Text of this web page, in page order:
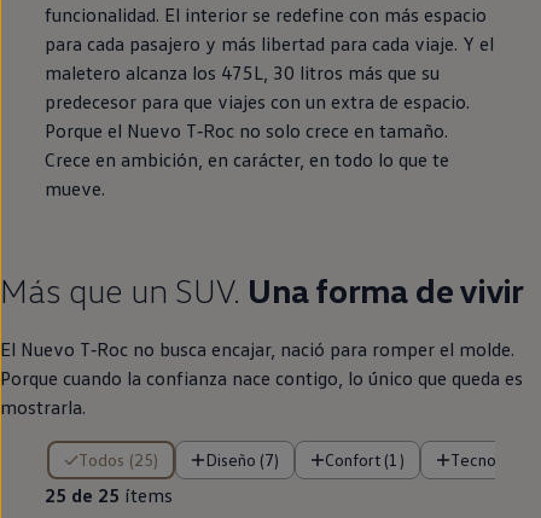
funcionalidad. El interior se redefine con más espacio
para cada pasajero y más libertad para cada viaje. Y el
maletero alcanza los 475L, 30 litros más que su
predecesor para que viajes con un extra de espacio.
Porque el Nuevo T‑Roc no solo crece en tamaño.
Crece en ambición, en carácter, en todo lo que te
mueve.
Más que un SUV. Una forma de vivir
El Nuevo T‑Roc no busca encajar, nació para romper el molde.
Porque cuando la confianza nace contigo, lo único que queda es
mostrarla.
Todos (25) Diseño (7) Confort (1) Tecnología
25 de 25 ítems
25 de 25 ítems